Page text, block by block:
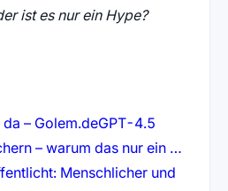
ist es nur ein Hype?
– Golem.de(öffnet in neuem
GPT-4.5
– warum das nur ein …
Tab)
Menschlicher und